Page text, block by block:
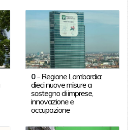
0 - Regione Lombardia:
dieci nuove misure a
sostegno di imprese,
innovazione e
occupazione